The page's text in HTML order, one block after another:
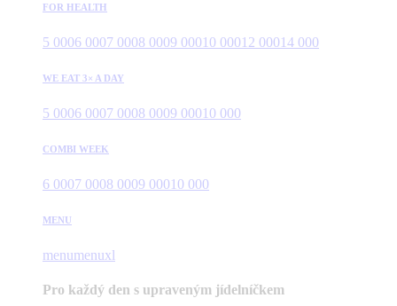
FOR HEALTH
5 0006 0007 0008 0009 00010 00012 00014 000
WE EAT 3× A DAY
5 0006 0007 0008 0009 00010 000
COMBI WEEK
6 0007 0008 0009 00010 000
MENU
menumenuxl
Pro každý den s upraveným jídelníčkem